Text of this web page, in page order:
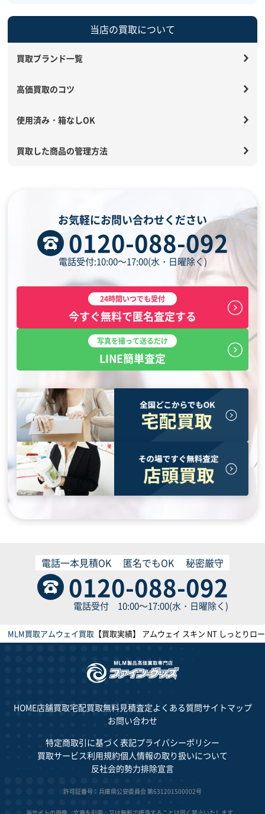
当店の買取について
買取ブランド一覧
高価買取のコツ
使用済み・箱なしOK
買取した商品の管理方法
お気軽にお問い合わせください
0120-088-092
電話受付:10:00～17:00(水・日曜除く)
24時間いつでも受付
今すぐ無料で匿名査定する
写真を撮って送るだけ
LINE簡単査定
0120-088-092
電話受付 10:00～17:00(水・日曜除く)
電話一本見積OK 匿名でもOK 秘密厳守
MLM買取アムウェイ買取 【買取実績】 アムウェイ スキン NT しっとり
HOME店舗買取宅配買取無料見積査定よくある質問サイトマップ
お問い合わせ
特定商取引に基づく表記プライバシーポリシー
買取サービス利用規約個人情報の取り扱いについて
反社会的勢力排除宣言
許可証番号：兵庫県公安委員会 第631201500002号